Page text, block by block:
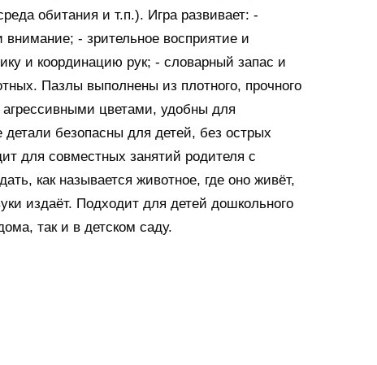
обитания и т.п.). Игра развивает: -
- зрительное восприятие и
и координацию рук; - словарный запас и
Пазлы выполнены из плотного, прочного
агрессивными цветами, удобны для
детали безопасны для детей, без острых
для совместных занятий родителя с
как называется животное, где оно живёт,
издаёт. Подходит для детей дошкольного
так и в детском саду.